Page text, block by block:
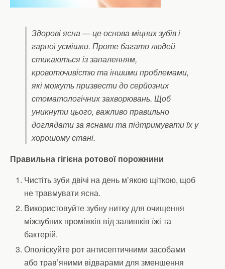
Здорові ясна — це основа міцних зубів і
гарної усмішки. Проте багато людей
стикаються із запаленням,
кровоточивістю та іншими проблемами,
які можуть призвести до серйозних
стоматологічних захворювань. Щоб
уникнути цього, важливо правильно
доглядати за яснами та підтримувати їх у
хорошому стані.
Правильна гігієна ротової порожнини
Чистіть зуби двічі на день м’якою щіткою, щоб
не травмувати ясна.
Використовуйте зубну нитку для очищення
міжзубних проміжків від залишків їжі та
бактерій.
Ополіскуйте рот антисептичними засобами
або трав’яними відварами для зменшення